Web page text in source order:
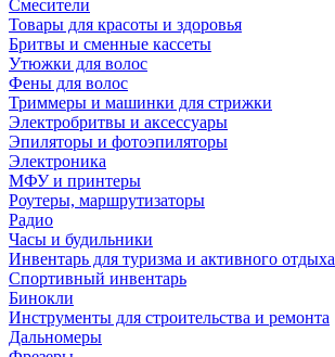
Смесители
Товары для красоты и здоровья
Бритвы и сменные кассеты
Утюжки для волос
Фены для волос
Триммеры и машинки для стрижки
Электробритвы и аксессуары
Эпиляторы и фотоэпиляторы
Электроника
МФУ и принтеры
Роутеры, маршрутизаторы
Радио
Часы и будильники
Инвентарь для туризма и активного отдыха
Спортивный инвентарь
Бинокли
Инструменты для строительства и ремонта
Дальномеры